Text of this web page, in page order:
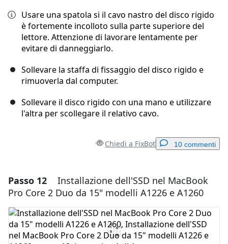
Usare una spatola si il cavo nastro del disco rigido
è fortemente incolloto sulla parte superiore del
lettore. Attenzione di lavorare lentamente per
evitare di danneggiarlo.
Sollevare la staffa di fissaggio del disco rigido e
rimuoverla dal computer.
Sollevare il disco rigido con una mano e utilizzare
l'altra per scollegare il relativo cavo.
Chiedi a FixBot 10 commenti
Aggiungi un commento
Aggiungi Commento
Passo 12
Installazione dell'SSD nel MacBook
Pro Core 2 Duo da 15" modelli A1226 e A1260